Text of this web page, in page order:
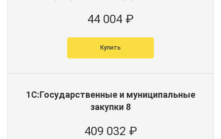
44 004 ₽
Купить
1С:Государственные и муниципальные
закупки 8
409 032 ₽